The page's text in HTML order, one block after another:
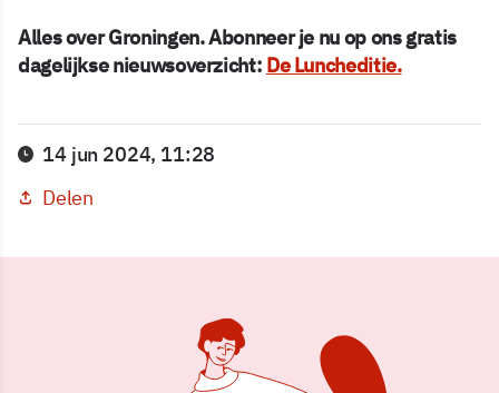
Alles over Groningen. Abonneer je nu op ons gratis
dagelijkse nieuwsoverzicht: De Luncheditie.
14 jun 2024, 11:28
Delen